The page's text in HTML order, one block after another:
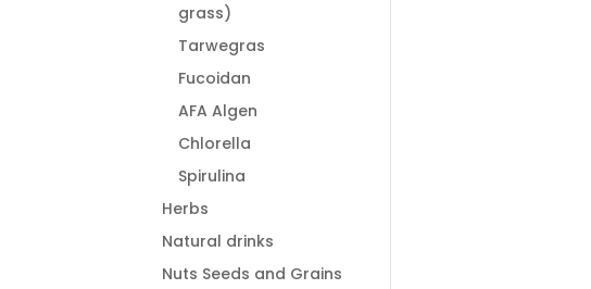
grass)
Tarwegras
Fucoidan
AFA Algen
Chlorella
Spirulina
Herbs
Natural drinks
Nuts Seeds and Grains